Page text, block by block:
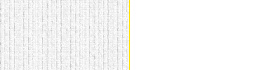
очень часто используют в
качестве разграничителей
комнаты, например, на
рабочую зону и
пространство для отдыха.
Особенно это актуально
для однокомнатных
квартир.